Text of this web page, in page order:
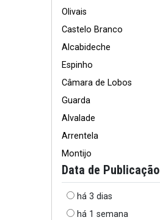
Olivais
Castelo Branco
Alcabideche
Espinho
Câmara de Lobos
Guarda
Alvalade
Arrentela
Montijo
Data de Publicação
há 3 dias
há 1 semana